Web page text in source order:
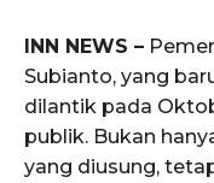
INN NEWS –
Subianto, yang
dilantik pada
publik. Bukan
yang diusung,